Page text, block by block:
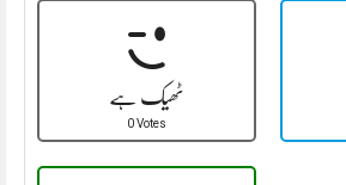
ٹھیک ہے
0 Votes